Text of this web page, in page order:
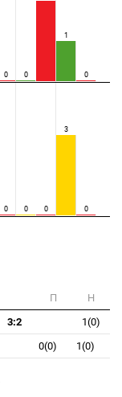
0 0
1
0
0 0 0
3
0
П
Н
3:2
1(0)
0(0) 1(0)